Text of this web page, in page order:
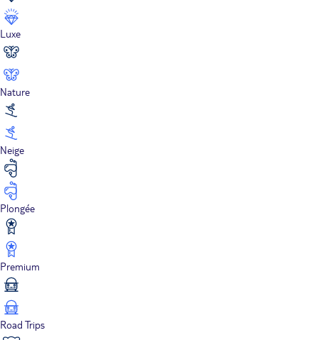
Luxe
Nature
Neige
Plongée
Premium
Road Trips